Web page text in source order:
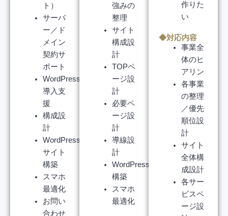
ト）
サーバ
ー／ド
メイン
契約サ
ポート
WordPress
導入支
援
構成設
計
WordPress
サイト
構築
スマホ
最適化
お問い
合わせ
強みの
整理
サイト
構成設
計
TOPペ
ージ設
計
必要ペ
ージ設
計
導線設
計
WordPress
構築
スマホ
最適化
作りた
い
◆対応内容
事業全
体のヒ
アリン
各事業
の整理
／優先
順位設
計
サイト
全体構
成設計
各サー
ビスペ
ージ設